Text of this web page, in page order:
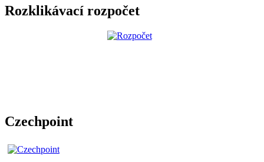
Rozklikávací rozpočet
Czechpoint